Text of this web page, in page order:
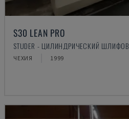
S30 LEAN PRO
STUDER - ЦИЛИНДРИЧЕСКИЙ
ЧЕХИЯ 1999